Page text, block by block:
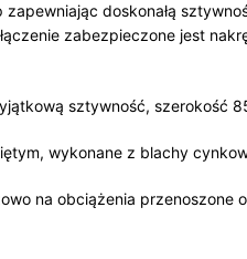
zapewniając doskonałą
zabezpieczone jest
sztywność, szerokość
wykonane z blachy
na obciążenia przenoszone